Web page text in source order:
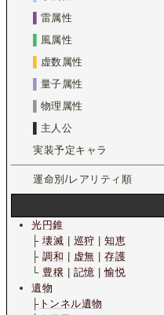
雷属性
風属性
虚数属性
量子属性
物理属性
主人公
実装予定キャラ
運命別/レアリティ順
光円錐
├壊滅 巡狩 |知恵
├調和 虚無 |存護
└ 豊穣 記憶 |愉悦
遺物
├トンネル遺物